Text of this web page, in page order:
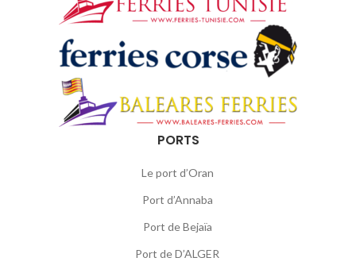
PORTS
Le port d’Oran
Port d’Annaba
Port de Bejaïa
Port de D’ALGER